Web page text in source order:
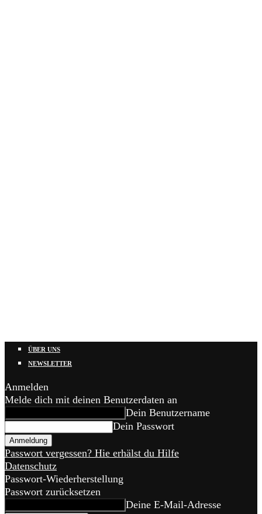
ÜBER UNS
NEWSLETTER
Anmelden
Melde dich mit deinen Benutzerdaten an
Dein Benutzername
Dein Passwort
Passwort vergessen? Hie erhälst du Hilfe
Datenschutz
Passwort-Wiederherstellung
Passwort zurücksetzen
Deine E-Mail-Adresse